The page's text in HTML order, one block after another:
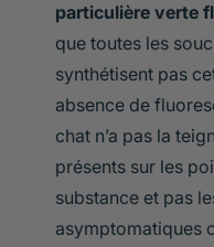
particulière verte
que toutes les
synthétisent pas
absence de
chat n’a pas la
présents sur les
substance et pas
asymptomatiques